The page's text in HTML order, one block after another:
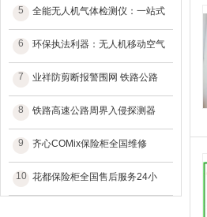
5 全能无人机气体检测仪：一站式
6 环保执法利器：无人机移动空气
7 业祥防剪断报警围网 铁路公路
8 铁路高速公路周界入侵探测器
9 齐心COMix保险柜全国维修
10 花都保险柜全国售后服务24小